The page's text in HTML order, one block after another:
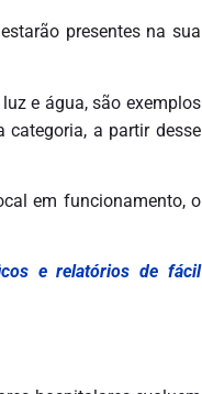
presentes na sua
e água, são exemplos
categoria, a partir desse
em funcionamento, o
e relatórios de fácil